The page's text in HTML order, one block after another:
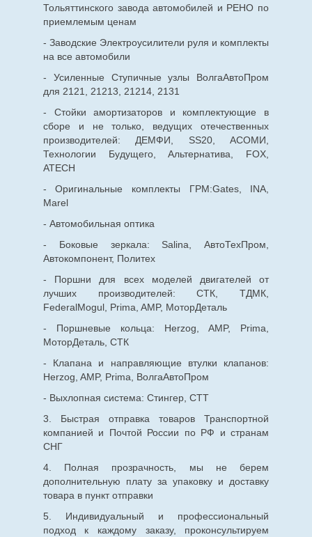
Тольяттинского завода автомобилей и РЕНО по
приемлемым ценам
- Заводские Электроусилители руля и комплекты
на все автомобили
- Усиленные Ступичные узлы ВолгаАвтоПром
для 2121, 21213, 21214, 2131
- Стойки амортизаторов и комплектующие в
сборе и не только, ведущих отечественных
производителей: ДЕМФИ, SS20, АСОМИ,
Технологии Будущего, Альтернатива, FOX,
ATECH
- Оригинальные комплекты ГРМ:Gates, INA,
Marel
- Автомобильная оптика
- Боковые зеркала: Salina, АвтоТехПром,
Автокомпонент, Политех
- Поршни для всех моделей двигателей от
лучших производителей: СТК, ТДМК,
FederalMogul, Prima, AMP, МоторДеталь
- Поршневые кольца: Herzog, AMP, Prima,
МоторДеталь, СТК
- Клапана и направляющие втулки клапанов:
Herzog, AMP, Prima, ВолгаАвтоПром
- Выхлопная система: Стингер, СТТ
3. Быстрая отправка товаров Транспортной
компанией и Почтой России по РФ и странам
СНГ
4. Полная прозрачность, мы не берем
дополнительную плату за упаковку и доставку
товара в пункт отправки
5. Индивидуальный и профессиональный
подход к каждому заказу, проконсультируем